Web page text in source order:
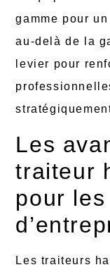
gamme pour
au-delà de la
levier pour
Les
traiteur
pour
Les traiteurs